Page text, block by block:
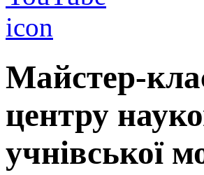
Майстер-
центру
учнівської